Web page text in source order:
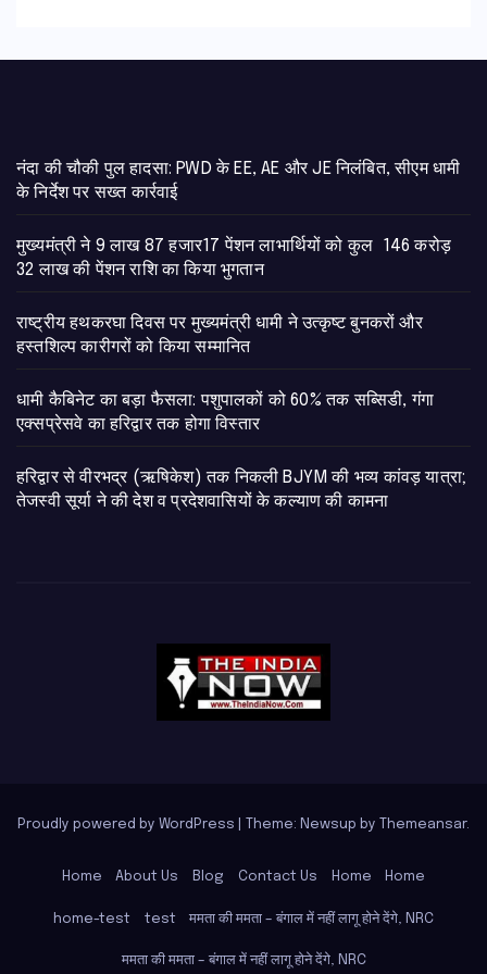
नंदा की चौकी पुल हादसा: PWD के EE, AE और JE निलंबित, सीएम धामी
के निर्देश पर सख्त कार्रवाई
मुख्यमंत्री ने 9 लाख 87 हजार17 पेंशन लाभार्थियों को कुल 146 करोड़
32 लाख की पेंशन राशि का किया भुगतान
राष्ट्रीय हथकरघा दिवस पर मुख्यमंत्री धामी ने उत्कृष्ट बुनकरों और
हस्तशिल्प कारीगरों को किया सम्मानित
​धामी कैबिनेट का बड़ा फैसला: पशुपालकों को 60% तक सब्सिडी, गंगा
एक्सप्रेसवे का हरिद्वार तक होगा विस्तार
​हरिद्वार से वीरभद्र (ऋषिकेश) तक निकली BJYM की भव्य कांवड़ यात्रा;
तेजस्वी सूर्या ने की देश व प्रदेशवासियों के कल्याण की कामना
Proudly powered by WordPress Theme: Newsup by Themeansar.
Home About Us Blog Contact Us Home Home
home-test test ममता की ममता – बंगाल में नहीं लागू होने देंगे, NRC
ममता की ममता – बंगाल में नहीं लागू होने देंगे, NRC